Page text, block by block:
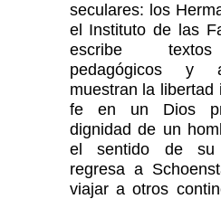
seculares: los
el Instituto de las
escribe
pedagógicos y
muestran la libertad
fe en un Dios
dignidad de un
el sentido de su
regresa a
viajar a otros